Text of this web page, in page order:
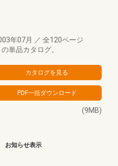
年07月 ／ 全120ページ
単品カタログ。
(9MB)
お知らせ表示